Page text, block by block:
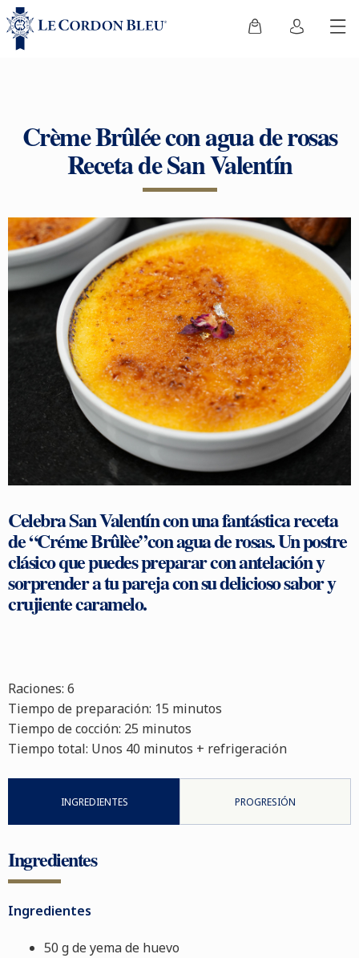
Crème Brûlée con agua de rosas
Receta de San Valentín
CelebraSan Valentíncon una fantástica receta
de“Créme Brûlèe”con agua de rosas. Unpostre
clásico que puedes preparar con antelación y
sorprender a tu pareja con su delicioso sabor y
crujiente caramelo.
Raciones: 6
Tiempo de preparación: 15 minutos
Tiempo de cocción: 25 minutos
Tiempo total: Unos 40 minutos + refrigeración
INGREDIENTES PROGRESIÓN
Ingredientes
Ingredientes
50 g de yema de huevo